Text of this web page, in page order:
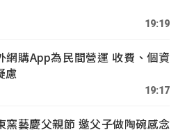
19:19
網購App為民間營運 收費、個資
慮
19:17
窯藝慶父親節 邀父子做陶碗感念